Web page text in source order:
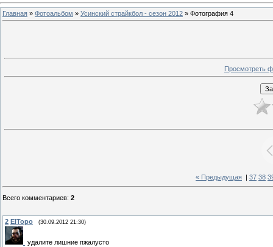
Главная » Фотоальбом » Усинский страйкбол - сезон 2012 » Фотография 4
Просмотреть
« Предыдущая 37 38
Всего комментариев: 2
2 ElTopo (30.09.2012 21:30)
удалите лишние пжалусто